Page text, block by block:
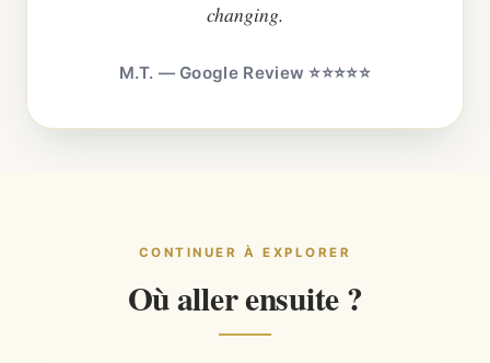
changing.
M.T. — Google Review ⭐⭐⭐⭐⭐
CONTINUER À EXPLORER
Où aller ensuite ?